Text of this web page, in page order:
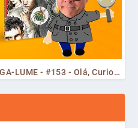
MEMÓRIAS DA COLEÇÃO VAGA-LUME - #153 - Olá, Curiosos! 2023